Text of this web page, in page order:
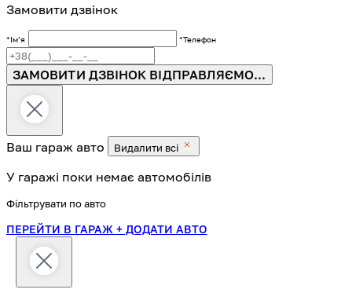
Замовити дзвінок
*Імʼя *Телефон
ЗАМОВИТИ ДЗВІНОК ВІДПРАВЛЯЄМО...
Ваш гараж авто Видалити всі
У гаражі поки немає автомобілів
Фільтрувати по авто
ПЕРЕЙТИ В ГАРАЖ + ДОДАТИ АВТО